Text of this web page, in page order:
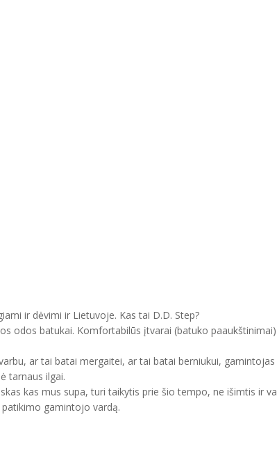
ir dėvimi ir Lietuvoje. Kas tai D.D. Step?
odos batukai. Komfortabilūs įtvarai (batuko
ar tai batai mergaitei, ar tai batai berniukui,
tarnaus ilgai.
kas mus supa, turi taikytis prie šio tempo, ne išimtis ir
gamintojo vardą.